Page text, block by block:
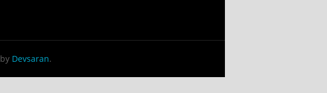
Devsaran.